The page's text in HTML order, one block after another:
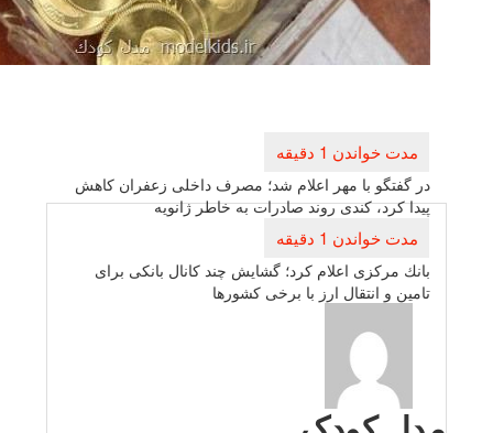
با مهر اعلام شد؛ مصرف داخلی زعفران كاهش
كندی روند صادرات به خاطر ژانویه
اعلام كرد؛ گشایش چند كانال بانكی برای
و انتقال ارز با برخی كشورها